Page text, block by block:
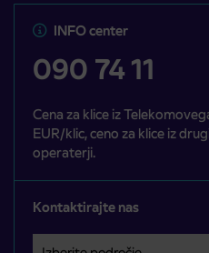
INFO center
090 74 11
Cena za klice iz
EUR/klic, ceno za klice iz
operaterji.
Kontaktirajte nas
Izberite področje
Področje je obvezno izbrati.